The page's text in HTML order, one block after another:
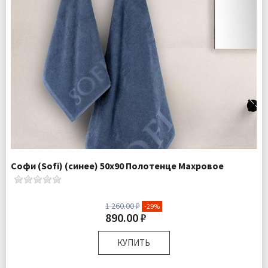
Софи (Sofi) (синее) 50х90 Полотенце Махровое
1 260.00 ₽ -29%
890.00 ₽
КУПИТЬ